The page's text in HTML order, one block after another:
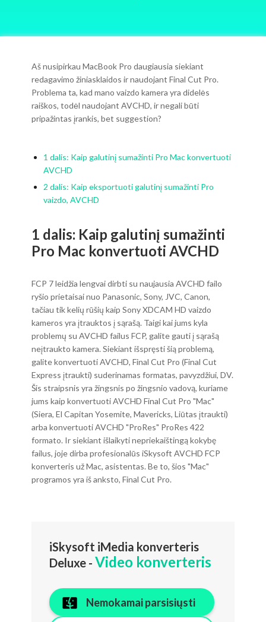
Aš nusipirkau MacBook Pro daugiausia siekiant
redagavimo žiniasklaidos ir naudojant Final Cut Pro.
Problema ta, kad mano vaizdo kamera yra didelės
raiškos, todėl naudojant AVCHD, ir negali būti
pripažintas įrankis, bet suggestion?
1 dalis: Kaip galutinį sumažinti Pro Mac konvertuoti
AVCHD
2 dalis: Kaip eksportuoti galutinį sumažinti Pro
vaizdo, AVCHD
1 dalis: Kaip galutinį sumažinti
Pro Mac konvertuoti AVCHD
FCP 7 leidžia lengvai dirbti su naujausia AVCHD failo
ryšio prietaisai nuo Panasonic, Sony, JVC, Canon,
tačiau tik kelių rūšių kaip Sony XDCAM HD vaizdo
kameros yra įtrauktos į sąrašą. Taigi kai jums kyla
problemų su AVCHD failus FCP, galite gauti į sąrašą
neįtraukto kamera. Siekiant išspręsti šią problemą,
galite konvertuoti AVCHD, Final Cut Pro (Final Cut
Express įtraukti) suderinamas formatas, pavyzdžiui, DV.
Šis straipsnis yra žingsnis po žingsnio vadovą, kuriame
jums kaip konvertuoti AVCHD Final Cut Pro "Mac"
(Siera, El Capitan Yosemite, Mavericks, Liūtas įtraukti)
arba konvertuoti AVCHD "ProRes" ProRes 422
formato. Ir siekiant išlaikyti nepriekaištingą kokybę
failus, joje dirba profesionalūs iSkysoft AVCHD FCP
konverteris už Mac, asistentas. Be to, šios "Mac"
programos yra iš anksto, Final Cut Pro.
iSkysoft iMedia konverteris
Deluxe -Video konverteris
Nemokamai parsisiųsti